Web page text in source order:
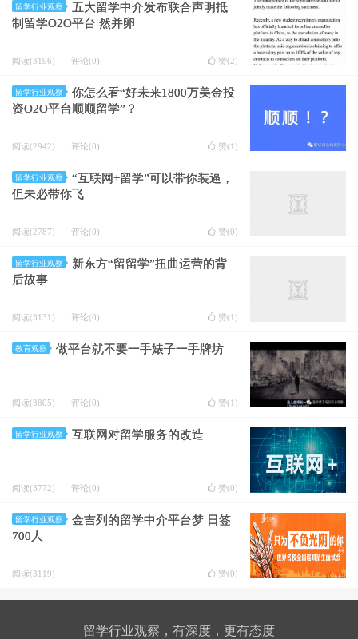
留学行业观察
五大留学中介发布联合声明抵
制留学O2O平台 然并卵
阅读(3196) 评论(0) 赞(2)
留学行业观察
你怎么看“好未来1800万美金投
资O2O平台顺顺留学”？
阅读(2942) 评论(0) 赞(1 )
留学行业观察
“互联网+留学”可以带你装逼，
但未必带你飞
阅读(2787) 评论(0) 赞(0)
留学行业观察
新东方“留留学”扭曲运营的背
后故事
阅读(3131) 评论(0) 赞(1 )
教育观察 做平台就不要一手婊子一手牌坊
阅读(3805) 评论(0) 赞(1 )
留学行业观察 互联网对留学服务的改造
阅读(3772) 评论(0) 赞(0)
留学行业观察
金吉列的留学中介平台梦 日签
700人
阅读(3119) 赞(0)
留学行业观察，有深度，更有态度